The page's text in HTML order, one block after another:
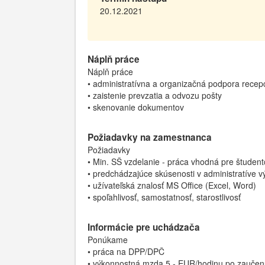
20.12.2021
Náplň práce
Náplň práce
• administratívna a organizačná podpora
• zaistenie prevzatia a odvozu pošty
• skenovanie dokumentov
Požiadavky na zamestnanca
Požiadavky
• Min. SŠ vzdelanie - práca vhodná pre
• predchádzajúce skúsenosti v administratíve
• užívateľská znalosť MS Office (Excel, Word)
• spoľahlivosť, samostatnosť, starostlivosť
Informácie pre uchádzača
Ponúkame
• práca na DPP/DPČ